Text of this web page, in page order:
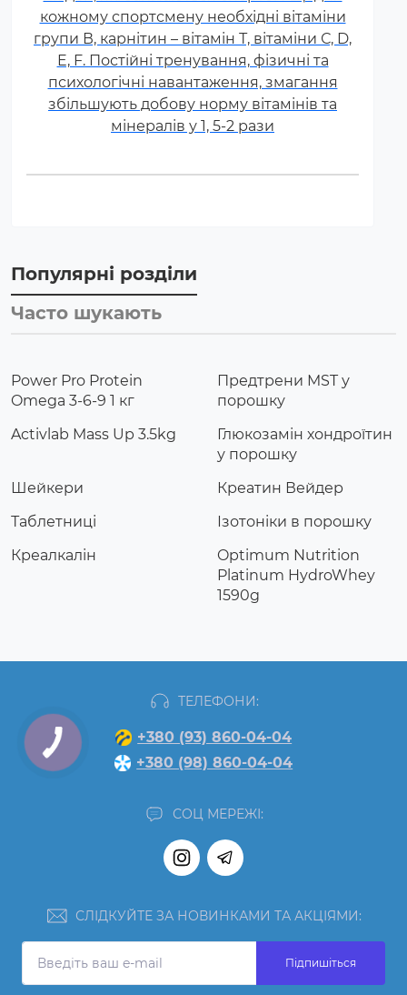
кожному спортсмену необхідні вітаміни
групи В, карнітин – вітамін Т, вітаміни С, D,
E, F. Постійні тренування, фізичні та
психологічні навантаження, змагання
збільшують добову норму вітамінів та
мінералів у 1, 5-2 рази
Популярні розділи
Часто шукають
Power Pro Protein
Omega 3-6-9 1 кг
Предтрени MST у
порошку
Activlab Mass Up 3.5kg
Глюкозамін хондроїтин
у порошку
Шейкери
Креатин Вейдер
Таблетниці
Ізотоніки в порошку
Креалкалін
Optimum Nutrition
Platinum HydroWhey
1590g
ТЕЛЕФОНИ:
+380 (93) 860-04-04
+380 (98) 860-04-04
СОЦ МЕРЕЖІ:
СЛІДКУЙТЕ ЗА НОВИНКАМИ ТА АКЦІЯМИ:
Підпишіться